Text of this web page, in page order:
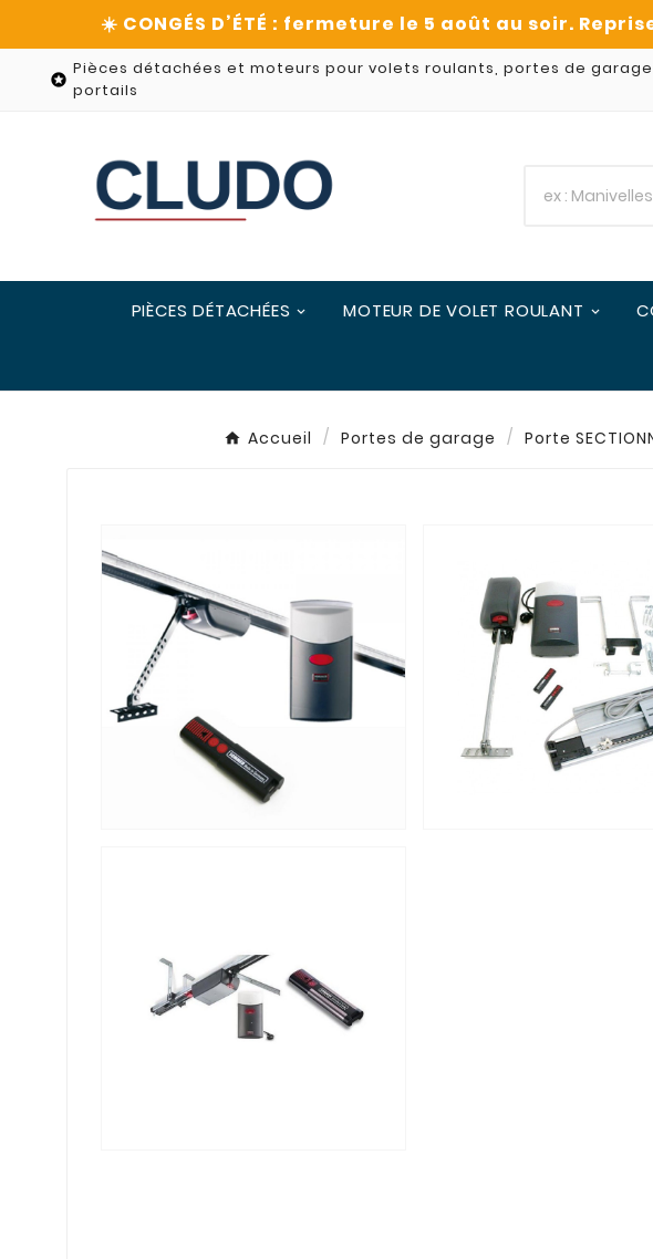

Pièces détachées et moteurs pour volets roulants, portes de
portails
PIÈCES DÉTACHÉES MOTEUR DE VOLET ROULANT
Accueil Portes de garage Porte